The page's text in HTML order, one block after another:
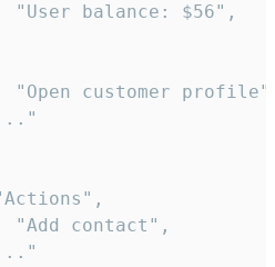
"User balance: $56",
"Open customer
"Add contact",